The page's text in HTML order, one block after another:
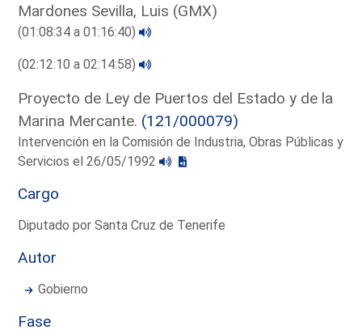
Mardones Sevilla, Luis (GMX)
(01:08:34 a 01:16:40)
(02:12:10 a 02:14:58)
Proyecto de Ley de Puertos del Estado y de la
Marina Mercante. (121/000079)
Intervención en la Comisión de Industria, Obras Públicas y
Servicios el 26/05/1992
Cargo
Diputado por Santa Cruz de Tenerife
Autor
Gobierno
Fase